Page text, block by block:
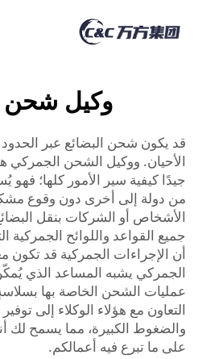
وكيل
قد يكون شحن البضائع عبر
الأحيان. ووكيل الشحن الجمركي
جيدًا كيفية سير الأمور كلها؛ فهو
من دولة إلى أخرى دون وقوع
الأشخاص أو الشركات بنقل
جميع القواعد واللوائح الجمركية
أن الإجراءات الجمركية قد
عمليات الشحن الخاصة بها
التعاون مع هؤلاء الوكلاء إلى
والضغوط الكبيرة، مما يسمح لك
على ما تبرع فيه أعمالكم.